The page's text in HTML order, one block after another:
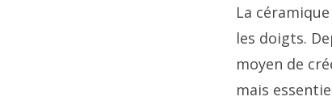
La
les doigts.
moyen de
mais